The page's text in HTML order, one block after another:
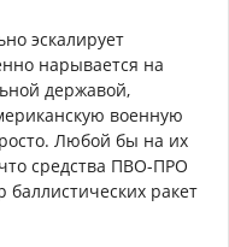
эскалирует
нарывается на
державой,
военную
Любой бы на их
средства ПВО-ПРО
ракет